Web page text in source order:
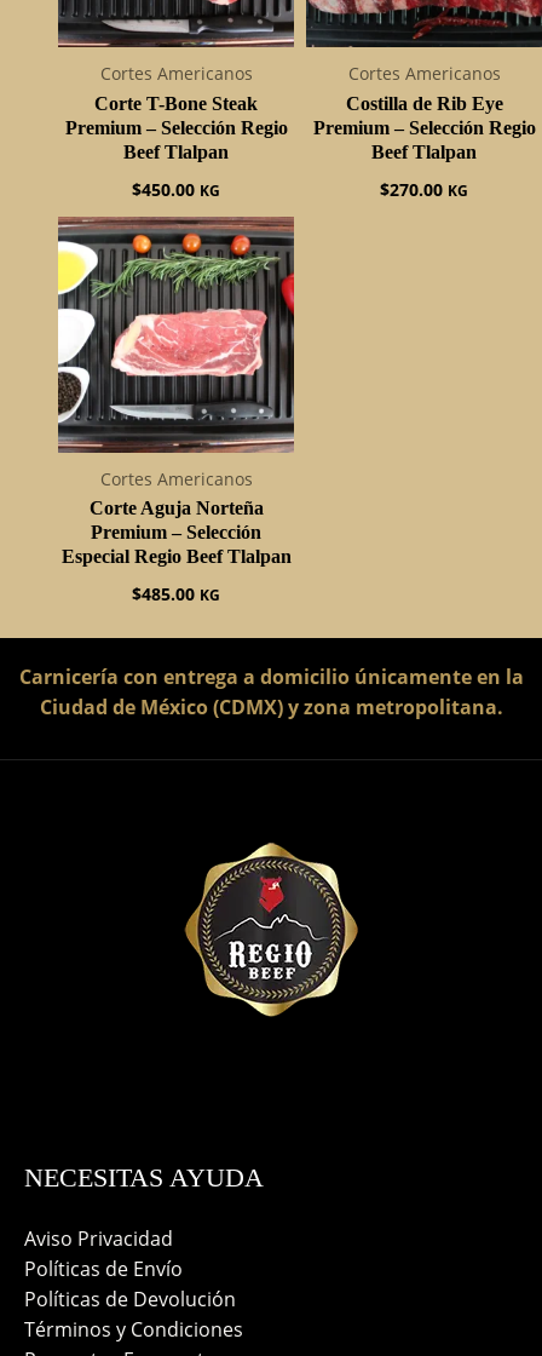
Cortes Americanos
Corte T-Bone Steak
Premium – Selección Regio
Beef Tlalpan
$450.00 KG
Cortes Americanos
Costilla de Rib Eye
Premium – Selección Regio
Beef Tlalpan
$270.00 KG
Cortes Americanos
Corte Aguja Norteña
Premium – Selección
Especial Regio Beef Tlalpan
$485.00 KG
Carnicería con entrega a domicilio únicamente en la
Ciudad de México (CDMX) y zona metropolitana.
NECESITAS AYUDA
Aviso Privacidad
Políticas de Envío
Políticas de Devolución
Términos y Condiciones